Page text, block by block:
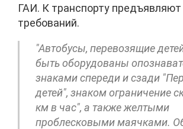
ГАИ. К транспорту
требований.
"Автобусы, перевозящие
быть оборудованы
знаками спереди и сзади
детей", знаком ограничение
км в час", а также желтыми
проблесковыми маячками.